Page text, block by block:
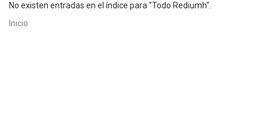
No existen entradas en el índice para "Todo Rediumh".
Inicio